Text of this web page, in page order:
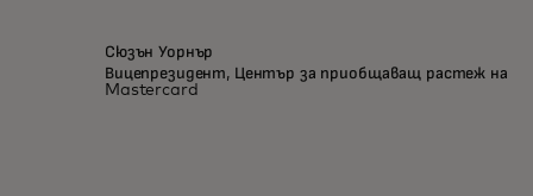
Сюзън Уорнър
Вицепрезидент, Център за приобщаващ растеж на
Mastercard